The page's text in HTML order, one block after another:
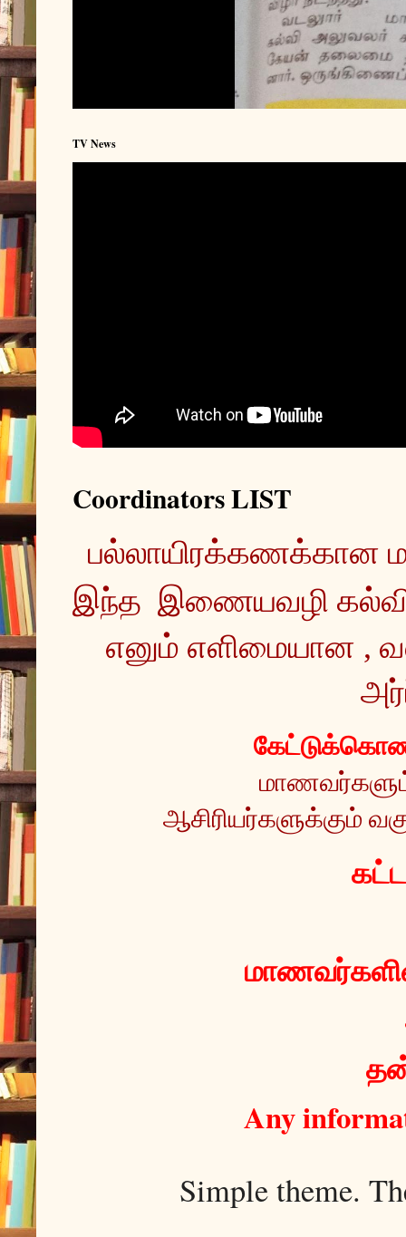
TV News
Coordinators LIST
இந்த  இணையவழி
எனும் எளிமையான ,
ஆசிரியர்களுக்கும்
Any
Simple theme.